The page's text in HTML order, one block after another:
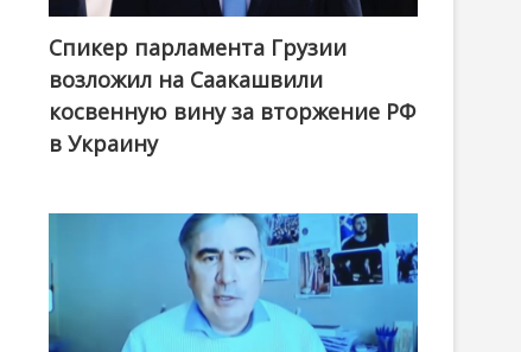
Спикер парламента Грузии
возложил на Саакашвили
косвенную вину за вторжение РФ
в Украину